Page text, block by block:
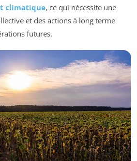
climatique, ce qui nécessite une
et des actions à long terme
futures.